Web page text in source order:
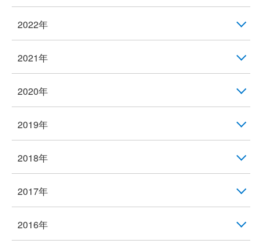
2022年
2021年
2020年
2019年
2018年
2017年
2016年